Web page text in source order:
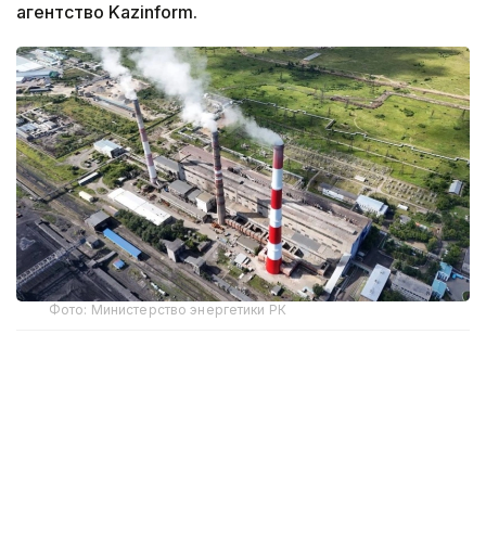
агентство Kazinform.
Фото: Министерство энергетики РК